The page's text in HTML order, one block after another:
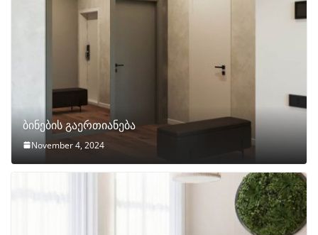
ბინების გაერთიანება
November 4, 2024